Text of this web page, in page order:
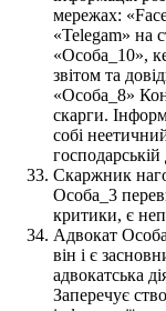
мережах:
«Telegam» на
«Особа_10»,
звітом та
«Особа_8»
скарги.
собі
Скаржник
Особа_3
критики, є
Адвокат
він і є
адвокатська
Заперечує